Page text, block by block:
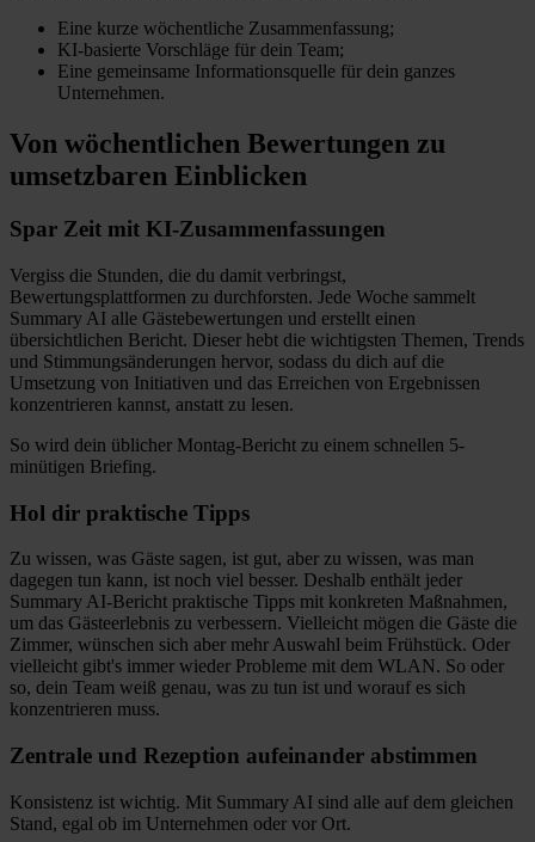
Eine kurze wöchentliche Zusammenfassung;
KI-basierte Vorschläge für dein Team;
Eine gemeinsame Informationsquelle für dein ganzes
Unternehmen.
Von wöchentlichen Bewertungen zu
umsetzbaren Einblicken
Spar Zeit mit KI-Zusammenfassungen
Vergiss die Stunden, die du damit verbringst,
Bewertungsplattformen zu durchforsten. Jede Woche sammelt
Summary AI alle Gästebewertungen und erstellt einen
übersichtlichen Bericht. Dieser hebt die wichtigsten Themen, Trends
und Stimmungsänderungen hervor, sodass du dich auf die
Umsetzung von Initiativen und das Erreichen von Ergebnissen
konzentrieren kannst, anstatt zu lesen.
So wird dein üblicher Montag-Bericht zu einem schnellen 5-
minütigen Briefing.
Hol dir praktische Tipps
Zu wissen, was Gäste sagen, ist gut, aber zu wissen, was man
dagegen tun kann, ist noch viel besser. Deshalb enthält jeder
Summary AI-Bericht praktische Tipps mit konkreten Maßnahmen,
um das Gästeerlebnis zu verbessern. Vielleicht mögen die Gäste die
Zimmer, wünschen sich aber mehr Auswahl beim Frühstück. Oder
vielleicht gibt's immer wieder Probleme mit dem WLAN. So oder
so, dein Team weiß genau, was zu tun ist und worauf es sich
konzentrieren muss.
Zentrale und Rezeption aufeinander abstimmen
Konsistenz ist wichtig. Mit Summary AI sind alle auf dem gleichen
Stand, egal ob im Unternehmen oder vor Ort.